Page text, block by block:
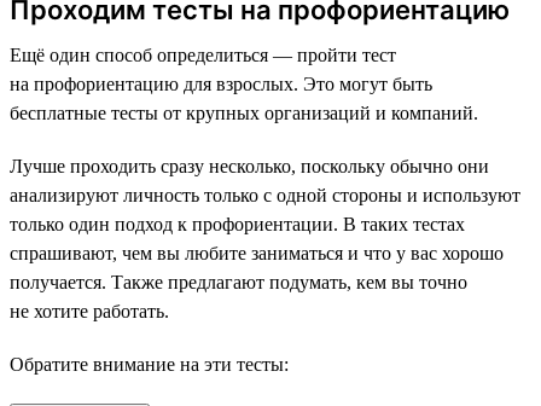
Проходим тесты на профориентацию
Ещё один способ определиться — пройти тест
на профориентацию для взрослых. Это могут быть
бесплатные тесты от крупных организаций и компаний.
Лучше проходить сразу несколько, поскольку обычно они
анализируют личность только с одной стороны и используют
только один подход к профориентации. В таких тестах
спрашивают, чем вы любите заниматься и что у вас хорошо
получается. Также предлагают подумать, кем вы точно
не хотите работать.
Обратите внимание на эти тесты: